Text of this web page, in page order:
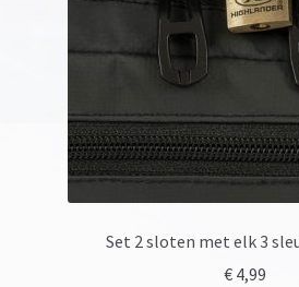
Set 2 sloten met elk 3
€4,99